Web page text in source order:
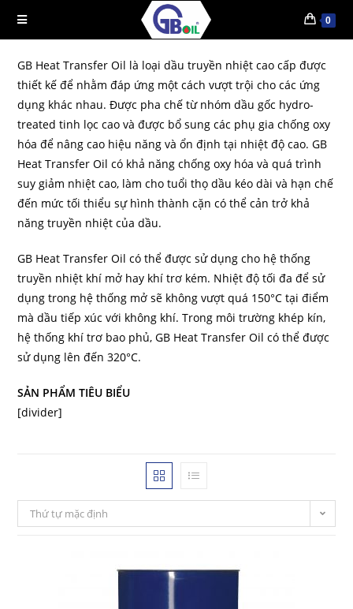
0
GB Heat Transfer Oil là loại dầu truyền nhiệt cao cấp được
thiết kế để nhằm đáp ứng một cách vượt trội cho các ứng
dụng khác nhau. Được pha chế từ nhóm dầu gốc hydro-
treated tinh lọc cao và được bổ sung các phụ gia chống oxy
hóa để nâng cao hiệu năng và ổn định tại nhiệt độ cao. GB
Heat Transfer Oil có khả năng chống oxy hóa và quá trình
suy giảm nhiệt cao, làm cho tuổi thọ dầu kéo dài và hạn chế
đến mức tối thiểu sự hình thành cặn có thể cản trở khả
năng truyền nhiệt của dầu.
GB Heat Transfer Oil có thể được sử dụng cho hệ thống
truyền nhiệt khí mở hay khí trơ kém. Nhiệt độ tối đa để sử
dụng trong hệ thống mở sẽ không vượt quá 150°C tại điểm
mà dầu tiếp xúc với không khí. Trong môi trường khép kín,
hệ thống khí trơ bao phủ, GB Heat Transfer Oil có thể được
sử dụng lên đến 320°C.
SẢN PHẨM TIÊU BIỂU
[divider]
Thứ tự mặc định